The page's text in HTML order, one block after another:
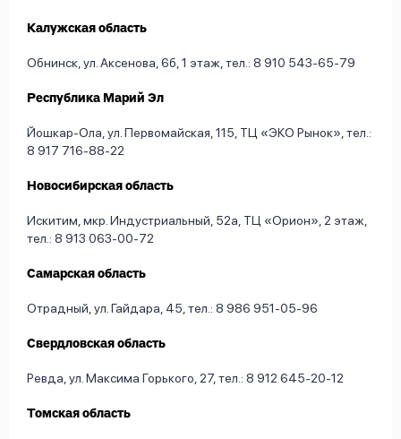
Калужская область
Обнинск, ул. Аксенова, 6б, 1 этаж, тел.: 8 910 543-65-79
Республика Марий Эл
Йошкар-Ола, ул. Первомайская, 115, ТЦ «ЭКО Рынок», тел.:
8 917 716-88-22
Новосибирская область
Искитим, мкр. Индустриальный, 52а, ТЦ «Орион», 2 этаж,
тел.: 8 913 063-00-72
Самарская область
Отрадный, ул. Гайдара, 45, тел.: 8 986 951-05-96
Свердловская область
Ревда, ул. Максима Горького, 27, тел.: 8 912 645-20-12
Томская область